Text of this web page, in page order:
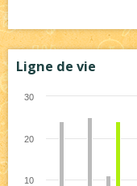
Ligne de vie
10
20
30